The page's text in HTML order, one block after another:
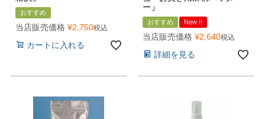
おすすめ
当店販売価格 ¥2,750税込
カートに入れる
ー」
おすすめ New !!
当店販売価格 ¥2,640税込
詳細を見る